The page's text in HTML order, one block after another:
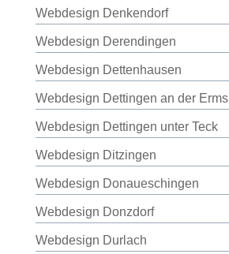
Webdesign Denkendorf
Webdesign Derendingen
Webdesign Dettenhausen
Webdesign Dettingen an der Erms
Webdesign Dettingen unter Teck
Webdesign Ditzingen
Webdesign Donaueschingen
Webdesign Donzdorf
Webdesign Durlach